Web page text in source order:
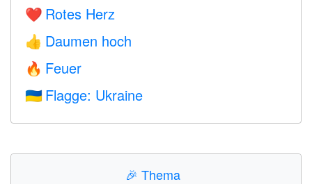
❤️ Rotes Herz
👍 Daumen hoch
🔥 Feuer
🇺🇦 Flagge: Ukraine
🎉 Thema